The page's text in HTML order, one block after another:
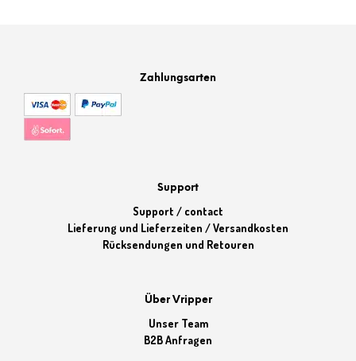
Zahlungsarten
Support
Support / contact
Lieferung und Lieferzeiten / Versandkosten
Rücksendungen und Retouren
Über Vripper
Unser Team
B2B Anfragen